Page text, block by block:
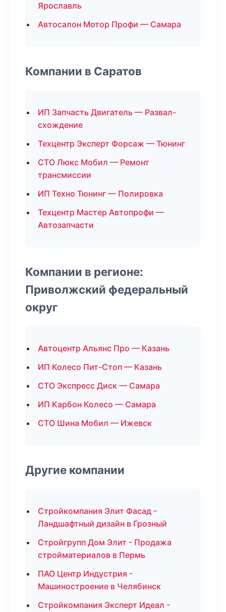
Ярославль
Автосалон Мотор Профи — Самара
Компании в Саратов
ИП Запчасть Двигатель — Развал-
схождение
Техцентр Эксперт Форсаж — Тюнинг
СТО Люкс Мобил — Ремонт
трансмиссии
ИП Техно Тюнинг — Полировка
Техцентр Мастер Автопрофи —
Автозапчасти
Компании в регионе:
Приволжский федеральный
округ
Автоцентр Альянс Про — Казань
ИП Колесо Пит-Стоп — Казань
СТО Экспресс Диск — Самара
ИП Карбон Колесо — Самара
СТО Шина Мобил — Ижевск
Другие компании
Стройкомпания Элит Фасад -
Ландшафтный дизайн в Грозный
Стройгрупп Дом Элит - Продажа
стройматериалов в Пермь
ПАО Центр Индустрия -
Машиностроение в Челябинск
Стройкомпания Эксперт Идеал -